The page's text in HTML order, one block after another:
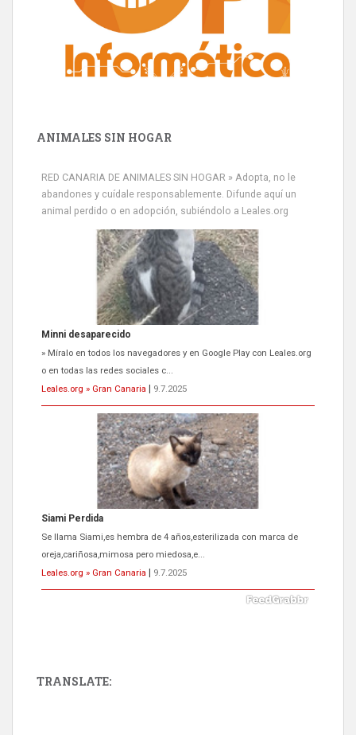
ANIMALES SIN HOGAR
RED CANARIA DE ANIMALES SIN HOGAR » Adopta, no le
abandones y cuídale responsablemente. Difunde aquí un
animal perdido o en adopción, subiéndolo a Leales.org
Minni desaparecido
» Míralo en todos los navegadores y en Google Play con Leales.org
o en todas las redes sociales c...
Leales.org » Gran Canaria
9.7.2025
Siami Perdida
Se llama Siami,es hembra de 4 años,esterilizada con marca de
oreja,cariñosa,mimosa pero miedosa,e...
Leales.org » Gran Canaria
9.7.2025
TRANSLATE: